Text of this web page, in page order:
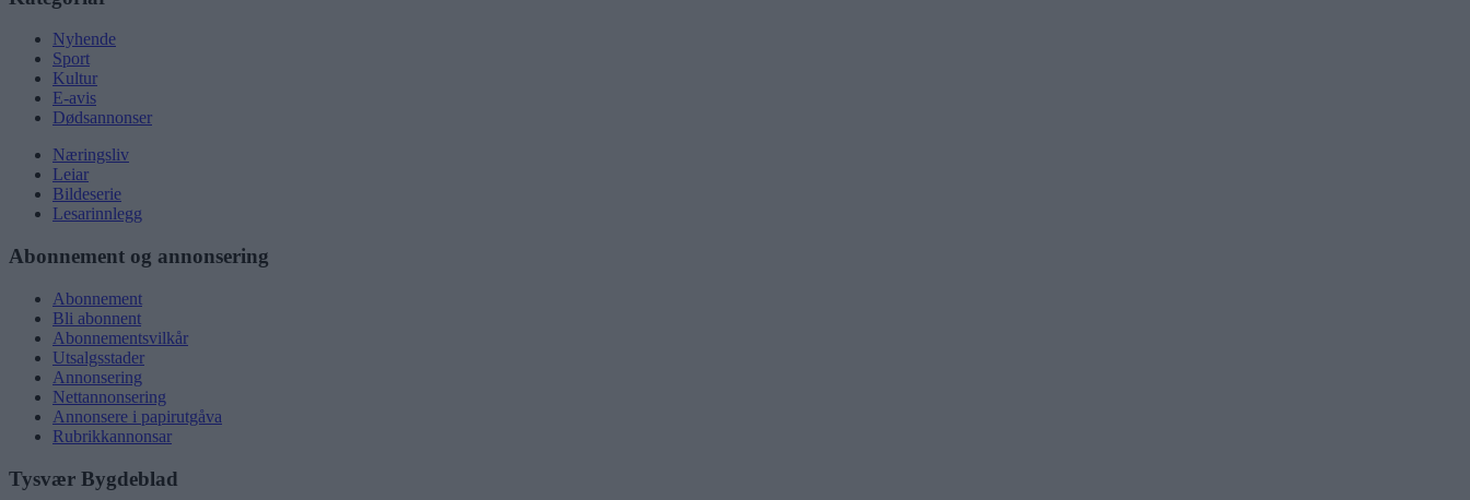
Nyhende
Sport
Kultur
E-avis
Dødsannonser
Næringsliv
Leiar
Bildeserie
Lesarinnlegg
Abonnement og annonsering
Abonnement
Bli abonnent
Abonnementsvilkår
Utsalgsstader
Annonsering
Nettannonsering
Annonsere i papirutgåva
Rubrikkannonsar
Tysvær Bygdeblad